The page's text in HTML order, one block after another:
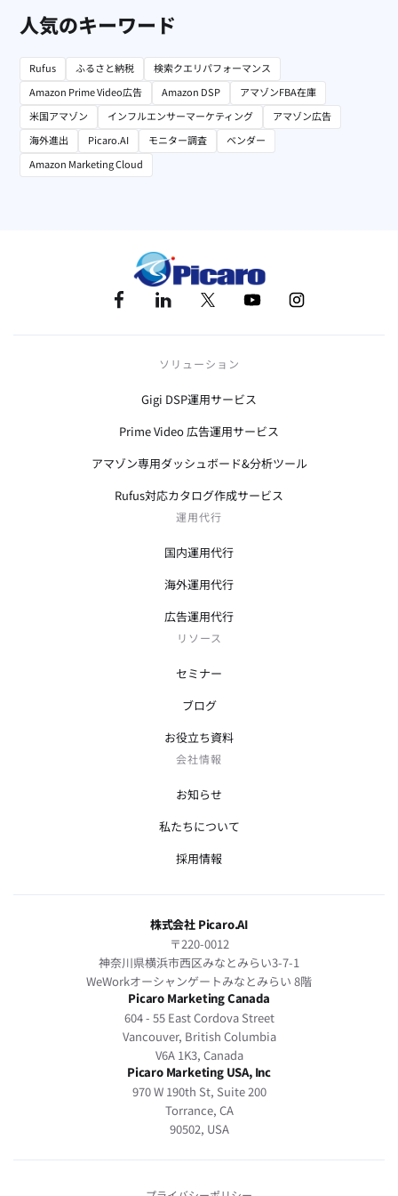
人気のキーワード
Rufus ふるさと納税
検索クエリパフォーマンス
Amazon Prime Video広告
Amazon DSP
アマゾンFBA在庫
米国アマゾン
インフルエンサーマーケティング
アマゾン広告
海外進出
Picaro.AI モニター調査
ベンダー
Amazon Marketing Cloud
ソリューション
Gigi DSP運用サービス
Prime Video 広告運用サービス
アマゾン専用ダッシュボード&分析ツール
Rufus対応カタログ作成サービス
運用代行
国内運用代行
海外運用代行
広告運用代行
リソース
セミナー
ブログ
お役立ち資料
会社情報
お知らせ
私たちについて
採用情報
株式会社 Picaro.AI
〒220-0012
神奈川県横浜市西区みなとみらい3-7-1
WeWorkオーシャンゲートみなとみらい 8階
Picaro Marketing Canada
604 - 55 East Cordova Street
Vancouver, British Columbia
V6A 1K3, Canada
Picaro Marketing USA, Inc
970 W 190th St, Suite 200
Torrance, CA
90502, USA